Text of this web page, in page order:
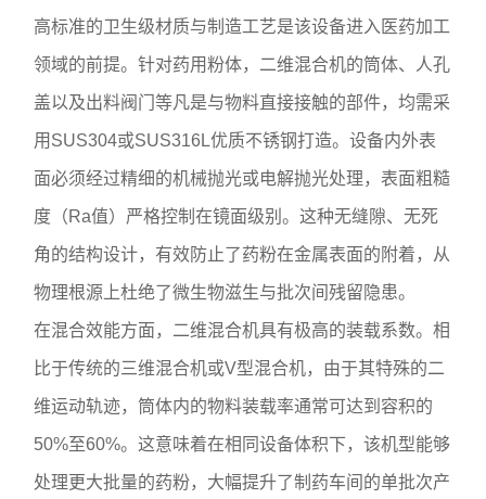
高标准的卫生级材质与制造工艺是该设备进入医药加工
领域的前提。针对药用粉体，二维混合机的筒体、人孔
盖以及出料阀门等凡是与物料直接接触的部件，均需采
用SUS304或SUS316L优质不锈钢打造。设备内外表
面必须经过精细的机械抛光或电解抛光处理，表面粗糙
度（Ra值）严格控制在镜面级别。这种无缝隙、无死
角的结构设计，有效防止了药粉在金属表面的附着，从
物理根源上杜绝了微生物滋生与批次间残留隐患。
在混合效能方面，二维混合机具有极高的装载系数。相
比于传统的三维混合机或V型混合机，由于其特殊的二
维运动轨迹，筒体内的物料装载率通常可达到容积的
50%至60%。这意味着在相同设备体积下，该机型能够
处理更大批量的药粉，大幅提升了制药车间的单批次产